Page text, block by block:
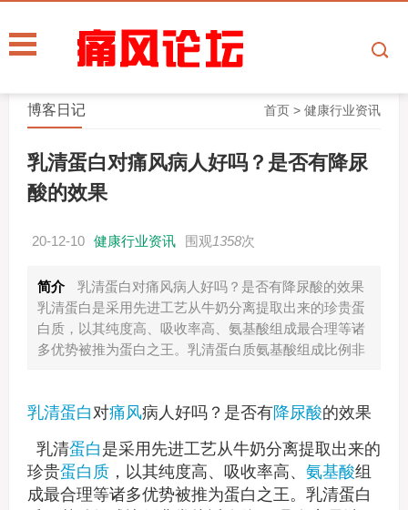
首页 >健康行业资讯
博客日记
乳清蛋白对痛风病人好吗？是否有降尿
酸的效果
20-12-10 健康行业资讯 围观 1358次
简介
乳清蛋白对痛风病人好吗？是否有降尿酸的效果
乳清蛋白是采用先进工艺从牛奶分离提取出来的珍贵蛋
白质，以其纯度高、吸收率高、氨基酸组成最合理等诸
多优势被推为蛋白之王。乳清蛋白质氨基酸组成比例非
乳清蛋白对痛风病人好吗？是否有降尿酸的效果
乳清蛋白 是采用先进工艺从牛奶分离提取出来的
珍贵蛋白质，以其纯度高、吸收率高、 氨基酸组
成最合理等诸多优势被推为蛋白之王。乳清蛋白